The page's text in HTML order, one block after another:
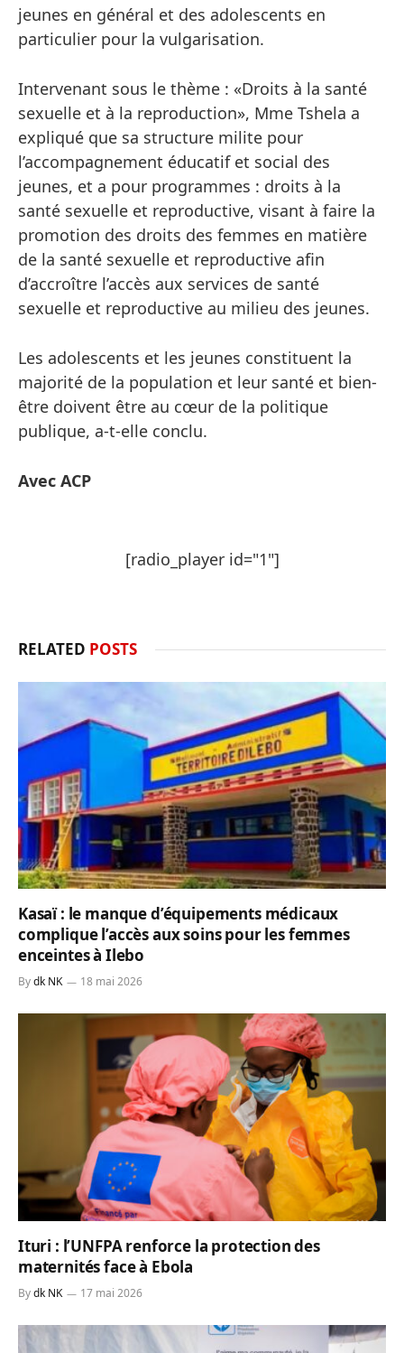
jeunes en général et des adolescents en
particulier pour la vulgarisation.
Intervenant sous le thème : «Droits à la santé
sexuelle et à la reproduction», Mme Tshela a
expliqué que sa structure milite pour
l’accompagnement éducatif et social des
jeunes, et a pour programmes : droits à la
santé sexuelle et reproductive, visant à faire la
promotion des droits des femmes en matière
de la santé sexuelle et reproductive afin
d’accroître l’accès aux services de santé
sexuelle et reproductive au milieu des jeunes.
Les adolescents et les jeunes constituent la
majorité de la population et leur santé et bien-
être doivent être au cœur de la politique
publique, a-t-elle conclu.
Avec ACP
[radio_player id="1"]
RELATED POSTS
Kasaï : le manque d’équipements médicaux
complique l’accès aux soins pour les femmes
enceintes à Ilebo
Bydk NK 18 mai 2026
Ituri : l’UNFPA renforce la protection des
maternités face à Ebola
Bydk NK 17 mai 2026